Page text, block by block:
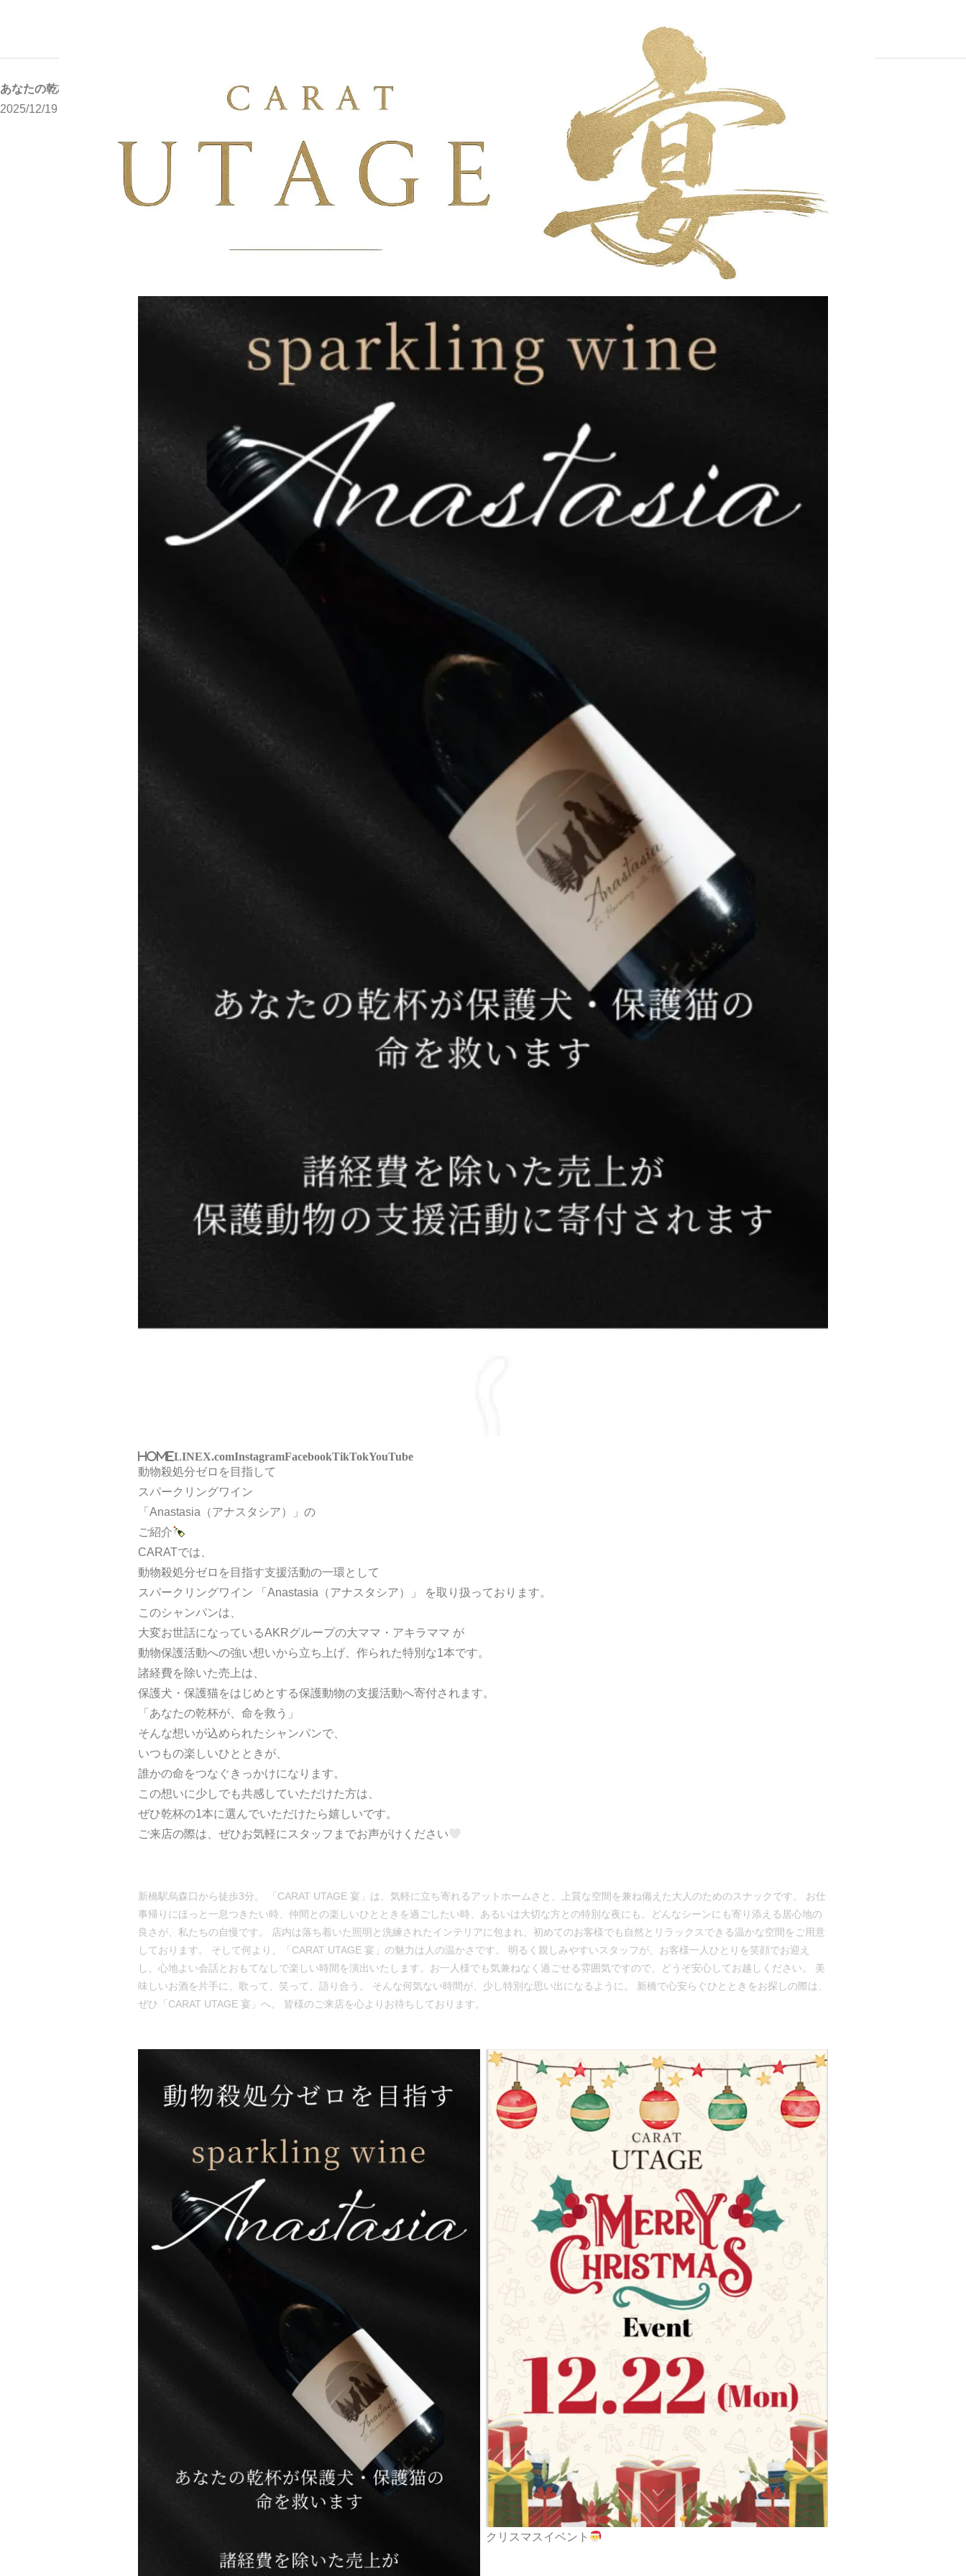
あなたの乾杯が、命を救う
2025/12/19
HOMELINEX.comInstagramFacebookTikTokYouTube
動物殺処分ゼロを目指して
スパークリングワイン
「Anastasia（アナスタシア）」の
ご紹介
CARATでは、
動物殺処分ゼロを目指す支援活動の一環として
スパークリングワイン 「Anastasia（アナスタシア）」 を取り扱っております。
このシャンパンは、
大変お世話になっているAKRグループの大ママ・アキラママ が
動物保護活動への強い想いから立ち上げ、作られた特別な1本です。
諸経費を除いた売上は、
保護犬・保護猫をはじめとする保護動物の支援活動へ寄付されます。
「あなたの乾杯が、命を救う」
そんな想いが込められたシャンパンで、
いつもの楽しいひとときが、
誰かの命をつなぐきっかけになります。
この想いに少しでも共感していただけた方は、
ぜひ乾杯の1本に選んでいただけたら嬉しいです。
ご来店の際は、ぜひお気軽にスタッフまでお声がけください
新橋駅烏森口から徒歩3分。 「CARAT UTAGE 宴」は、気軽に立ち寄れるアットホームさと、上質な空間を兼ね備えた大人のためのスナックです。 お仕
事帰りにほっと一息つきたい時、仲間との楽しいひとときを過ごしたい時、あるいは大切な方との特別な夜にも。どんなシーンにも寄り添える居心地の
良さが、私たちの自慢です。 店内は落ち着いた照明と洗練されたインテリアに包まれ、初めてのお客様でも自然とリラックスできる温かな空間をご用意
しております。 そして何より、「CARAT UTAGE 宴」の魅力は人の温かさです。 明るく親しみやすいスタッフが、お客様一人ひとりを笑顔でお迎え
し、心地よい会話とおもてなしで楽しい時間を演出いたします。お一人様でも気兼ねなく過ごせる雰囲気ですので、どうぞ安心してお越しください。 美
味しいお酒を片手に、歌って、笑って、語り合う。 そんな何気ない時間が、少し特別な思い出になるように。 新橋で心安らぐひとときをお探しの際は、
ぜひ「CARAT UTAGE 宴」へ。 皆様のご来店を心よりお待ちしております。
クリスマスイベント